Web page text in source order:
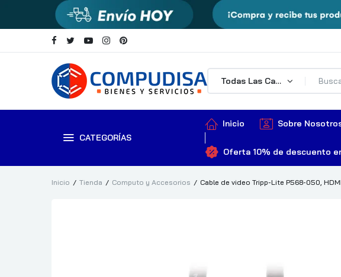
Todas Las Categorías
CATEGORÍAS
Inicio Sobre
Oferta 10% de descuento
Inicio Tienda Computo y Accesorios Cable de video Tripp-Lite P568-050,